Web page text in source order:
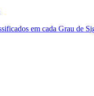
em cada Grau de